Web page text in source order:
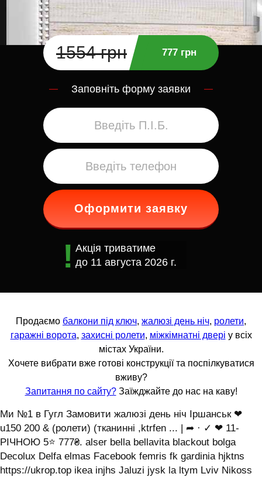
1554 грн 777 грн
Заповніть форму заявки
Оформити заявку
Акція триватиме
до 11 августа 2026 г.
Продаємо балкони під ключ, жалюзі день ніч, ролети,
гаражні ворота, захисні ролети, міжкімнатні двері у всіх
містах України.
Хочете вибрати вже готові конструкції та поспілкуватися
вживу?
Запитання по сайту?Заїжджайте до нас на каву!
Ми №1 в Гугл Замовити жалюзі день ніч Іршанськ ❤
u150 200 & (ролети) (тканинні ,ktrfen ... | ➦ · ✓ ❤ 11-
РІЧНОЮ 5⭐ 777₴. alser bella bellavita blackout bolga
Decolux Delfa elmas Facebook femris fk gardinia hjktns
https://ukrop.top ikea injhs Jaluzi jysk la ltym Lviv Nikoss